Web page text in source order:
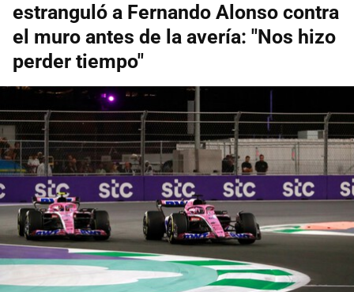
estranguló a Fernando Alonso contra
el muro antes de la avería: "Nos hizo
perder tiempo"